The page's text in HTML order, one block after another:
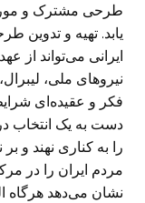
طرحی مشترک و
یابد. تهیه و تدوین
ایرانی می‌تواند از
نیروهای ملی،
فکر و عقیده‌ای
دست به یک انتخاب
را به کناری نهند و
مردم ایران را در
نشان می‌دهد هرگاه